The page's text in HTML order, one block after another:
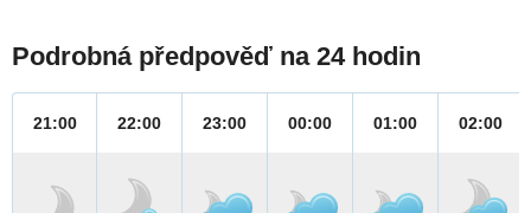
Podrobná předpověď na 24 hodin
21:00 22:00 23:00 00:00 01:00 02:00